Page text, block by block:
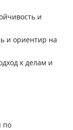
и
и ориентир на
к делам и
по